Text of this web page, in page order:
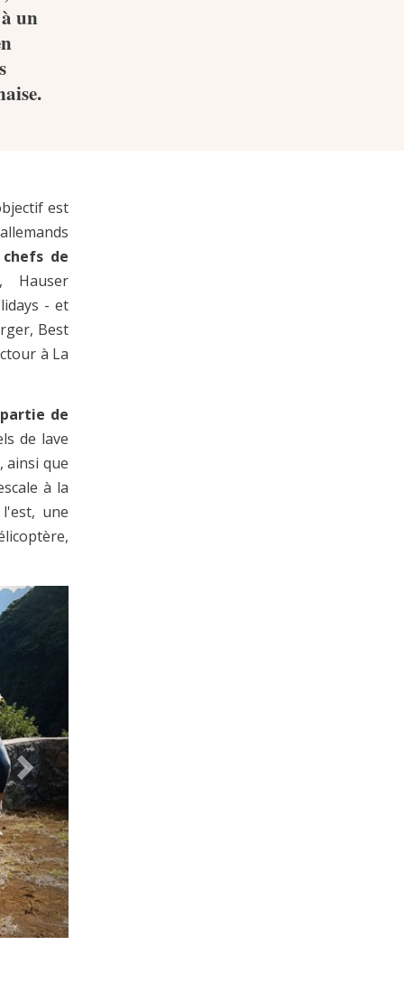
un
est
de
Hauser
- et
Best
à La
de
de lave
ainsi que
à la
une
Next